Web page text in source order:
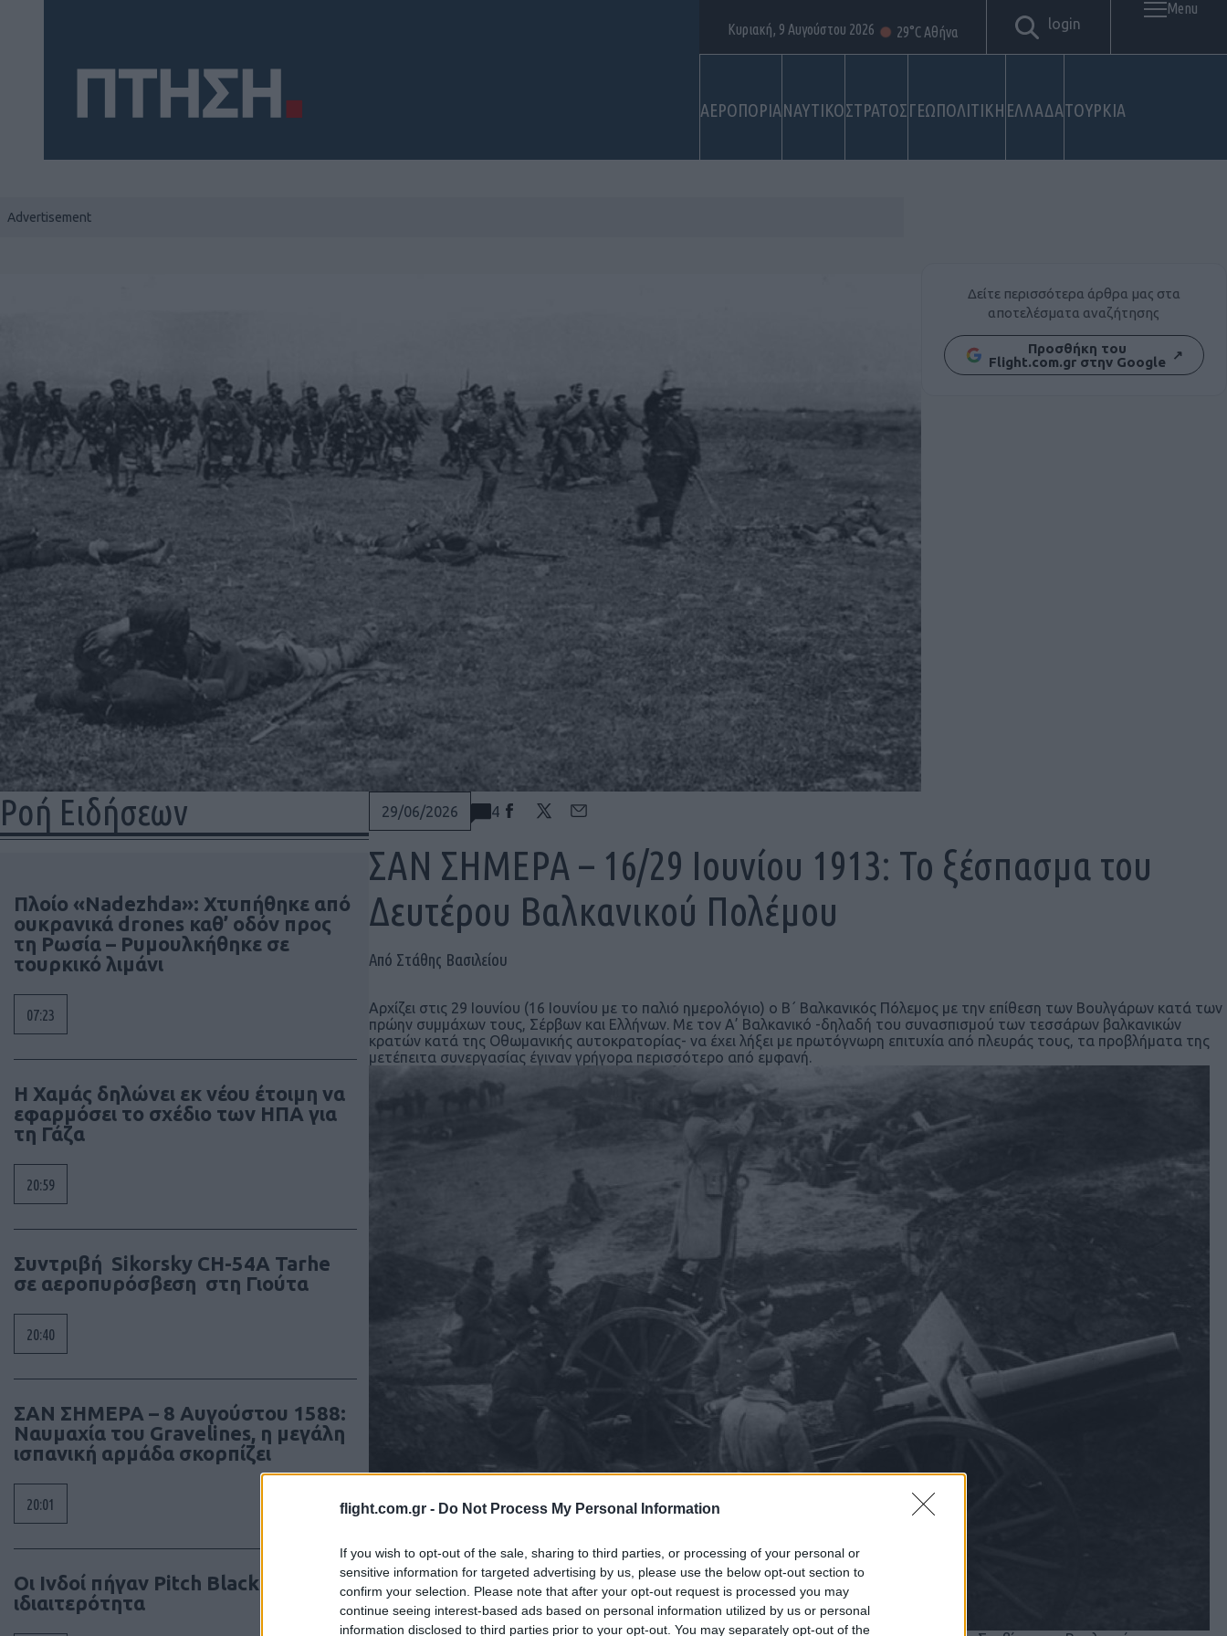
flight.com.gr - Do Not Process My Personal Information
If you wish to opt-out of the sale, sharing to third parties, or processing of your personal or
sensitive information for targeted advertising by us, please use the below opt-out section to
confirm your selection. Please note that after your opt-out request is processed you may
continue seeing interest-based ads based on personal information utilized by us or personal
information disclosed to third parties prior to your opt-out. You may separately opt-out of the
ΑΕΡΟΠΟΡΙΑΝΑΥΤΙΚΟΣΤΡΑΤΟΣΓΕΩΠΟΛΙΤΙΚΗ ΕΛΛΑΔΑΤΟΥΡΚΙΑ
Κυριακή, 9 Αυγούστου 2026 29°C Αθήνα login
Menu
Ροή Ειδήσεων
Πλοίο «Nadezhda»: Χτυπήθηκε από
ουκρανικά drones καθ’ οδόν προς
τη Ρωσία – Ρυμουλκήθηκε σε
τουρκικό λιμάνι
07:23
Η Χαμάς δηλώνει εκ νέου έτοιμη να
εφαρμόσει το σχέδιο των ΗΠΑ για
τη Γάζα
20:59
Συντριβή Sikorsky CH-54A Tarhe
σε αεροπυρόσβεση στη Γιούτα
20:40
ΣΑΝ ΣΗΜΕΡΑ – 8 Αυγούστου 1588:
Ναυμαχία του Gravelines, η μεγάλη
ισπανική αρμάδα σκορπίζει
20:01
Οι Ινδοί πήγαν Pitch Black 26 με μια
ιδιαιτερότητα
Δείτε περισσότερα άρθρα μας στα
αποτελέσματα αναζήτησης
Προσθήκη του
Flight.com.gr στην Google ↗
29/06/2026 4
ΣΑΝ ΣΗΜΕΡΑ – 16/29 Ιουνίου 1913: Το ξέσπασμα του
Δευτέρου Βαλκανικού Πολέμου
Από Στάθης Βασιλείου
Αρχίζει στις 29 Ιουνίου (16 Ιουνίου με το παλιό ημερολόγιο) ο Β΄ Βαλκανικός Πόλεμος με την επίθεση των Βουλγάρων κατά των
πρώην συμμάχων τους, Σέρβων και Ελλήνων. Με τον Α’ Βαλκανικό -δηλαδή του συνασπισμού των τεσσάρων βαλκανικών
κρατών κατά της Οθωμανικής αυτοκρατορίας- να έχει λήξει με πρωτόγνωρη επιτυχία από πλευράς τους, τα προβλήματα της
μετέπειτα συνεργασίας έγιναν γρήγορα περισσότερο από εμφανή.